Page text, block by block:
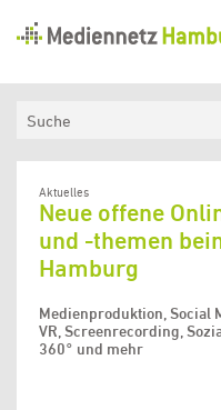
Hamburg
Aktuelles
Medienkompetenzfonds
Verein
Aktuelles
Neue offene
und -themen
Hamburg
Medienproduktion, Social
VR, Screenrecording,
360° und mehr